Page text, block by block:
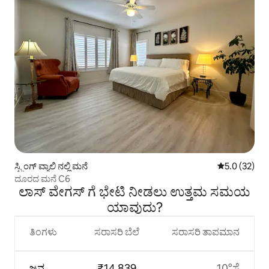
ಸ್ಪ್ರಿಂಗ್ ವ್ಯಾಲಿ ನಲ್ಲಿ ಮನೆ 5 ರಲ್ಲಿ 5.0
5.0 (32)
ದೂರದ ಮನೆ C6
ಲಾಸ್ ವೇಗಸ್ ಗೆ ಭೇಟಿ ನೀಡಲು ಉತ್ತಮ ಸಮಯ
ಯಾವುದು?
ತಿಂಗಳು ಸರಾಸರಿ ಬೆಲೆ ಸರಾಸರಿ ತಾಪಮಾನ